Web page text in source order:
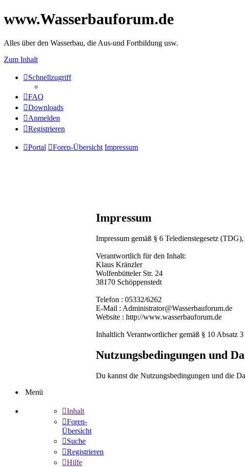
www.Wasserbauforum.de
Alles über den Wasserbau, die Aus-und Fortbildung usw.
Zum Inhalt
Schnellzugriff
FAQ
Downloads
Anmelden
Registrieren
Portal Foren-Übersicht Impressum
Impressum
Impressum gemäß § 6 Teledienstegesetz
Verantwortlich für den Inhalt:
Klaus Kränzler
Wolfenbütteler Str. 24
38170 Schöppenstedt
Telefon : 05332/6262
E-Mail : Administrator@Wasserbauforum.de
Website : http://www.wasserbauforum.de
Inhaltlich Verantwortlicher gemäß § 10 Absatz
Nutzungsbedingungen und
Du kannst die Nutzungsbedingungen und die
Menü
Inhalt
Foren-
Übersicht
Suche
Registrieren
Hilfe